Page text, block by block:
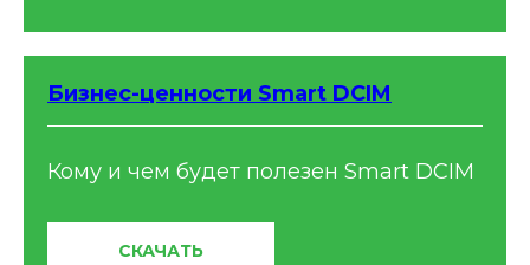
Бизнес-ценности Smart DCIM
Кому и чем будет полезен Smart DCIM
СКАЧАТЬ